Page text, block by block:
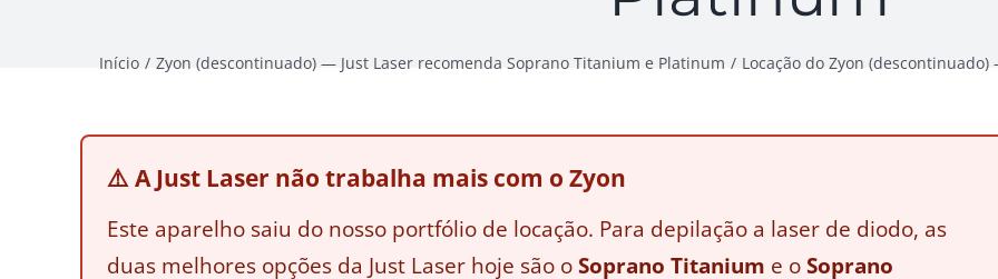
Início Zyon (descontinuado) — Just Laser recomenda Soprano Titanium e Platinum Locação do Zyon
⚠️ A Just Laser não trabalha mais com o Zyon
Este aparelho saiu do nosso portfólio de locação. Para depilação a laser de diodo, as
duas melhores opções da Just Laser hoje são o Soprano Titanium e o Soprano